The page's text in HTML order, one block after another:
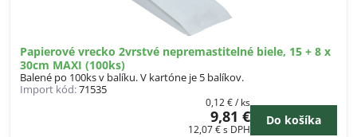
Papierové vrecko 2vrstvé nepremastitelné biele, 15 + 8 x
30cm MAXI (100ks)
Balené po 100ks v balíku. V kartóne je 5 balíkov.
Import kód:71535
9,81 €
12,07 €s DPH
0,12 €/ ks
Do košíka